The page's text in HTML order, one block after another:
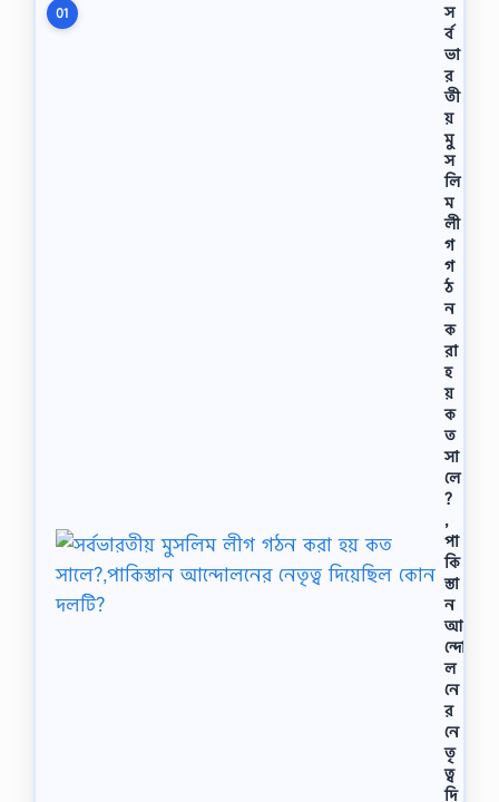
01
স
র্ব
ভা
র
তী
য়
মু
স
লি
ম
লী
গ
গ
ঠ
ন
ক
রা
হ
য়
ক
ত
সা
লে
?
,
পা
কি
স্তা
ন
আ
ন্দো
ল
নে
র
নে
তৃ
ত্ব
দি